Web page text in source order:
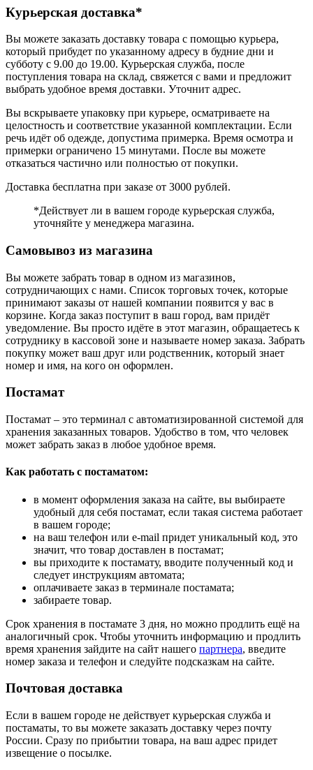
Курьерская доставка*
Вы можете заказать доставку товара с помощью курьера,
который прибудет по указанному адресу в будние дни и
субботу с 9.00 до 19.00. Курьерская служба, после
поступления товара на склад, свяжется с вами и предложит
выбрать удобное время доставки. Уточнит адрес.
Вы вскрываете упаковку при курьере, осматриваете на
целостность и соответствие указанной комплектации. Если
речь идёт об одежде, допустима примерка. Время осмотра и
примерки ограничено 15 минутами. После вы можете
отказаться частично или полностью от покупки.
Доставка бесплатна при заказе от 3000 рублей.
*Действует ли в вашем городе курьерская служба,
уточняйте у менеджера магазина.
Самовывоз из магазина
Вы можете забрать товар в одном из магазинов,
сотрудничающих с нами. Список торговых точек, которые
принимают заказы от нашей компании появится у вас в
корзине. Когда заказ поступит в ваш город, вам придёт
уведомление. Вы просто идёте в этот магазин, обращаетесь к
сотруднику в кассовой зоне и называете номер заказа. Забрать
покупку может ваш друг или родственник, который знает
номер и имя, на кого он оформлен.
Постамат
Постамат – это терминал с автоматизированной системой для
хранения заказанных товаров. Удобство в том, что человек
может забрать заказ в любое удобное время.
Как работать с постаматом:
в момент оформления заказа на сайте, вы выбираете
удобный для себя постамат, если такая система работает
в вашем городе;
на ваш телефон или e-mail придет уникальный код, это
значит, что товар доставлен в постамат;
вы приходите к постамату, вводите полученный код и
следует инструкциям автомата;
оплачиваете заказ в терминале постамата;
забираете товар.
Срок хранения в постамате 3 дня, но можно продлить ещё на
аналогичный срок. Чтобы уточнить информацию и продлить
время хранения зайдите на сайт нашего партнера, введите
номер заказа и телефон и следуйте подсказкам на сайте.
Почтовая доставка
Если в вашем городе не действует курьерская служба и
постаматы, то вы можете заказать доставку через почту
России. Сразу по прибытии товара, на ваш адрес придет
извещение о посылке.